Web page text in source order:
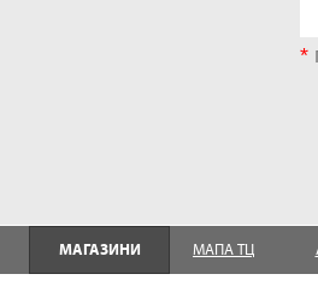
*
МАГАЗИНИ МАПА ТЦ